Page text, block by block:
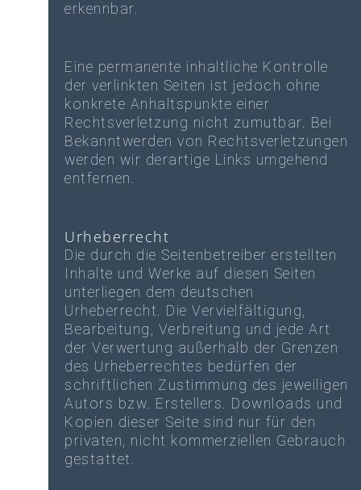
erkennbar.
Eine permanente inhaltliche Kontrolle
der verlinkten Seiten ist jedoch ohne
konkrete Anhaltspunkte einer
Rechtsverletzung nicht zumutbar. Bei
Bekanntwerden von Rechtsverletzungen
werden wir derartige Links umgehend
entfernen.
Urheberrecht
Die durch die Seitenbetreiber erstellten
Inhalte und Werke auf diesen Seiten
unterliegen dem deutschen
Urheberrecht. Die Vervielfältigung,
Bearbeitung, Verbreitung und jede Art
der Verwertung außerhalb der Grenzen
des Urheberrechtes bedürfen der
schriftlichen Zustimmung des jeweiligen
Autors bzw. Erstellers. Downloads und
Kopien dieser Seite sind nur für den
privaten, nicht kommerziellen Gebrauch
gestattet.